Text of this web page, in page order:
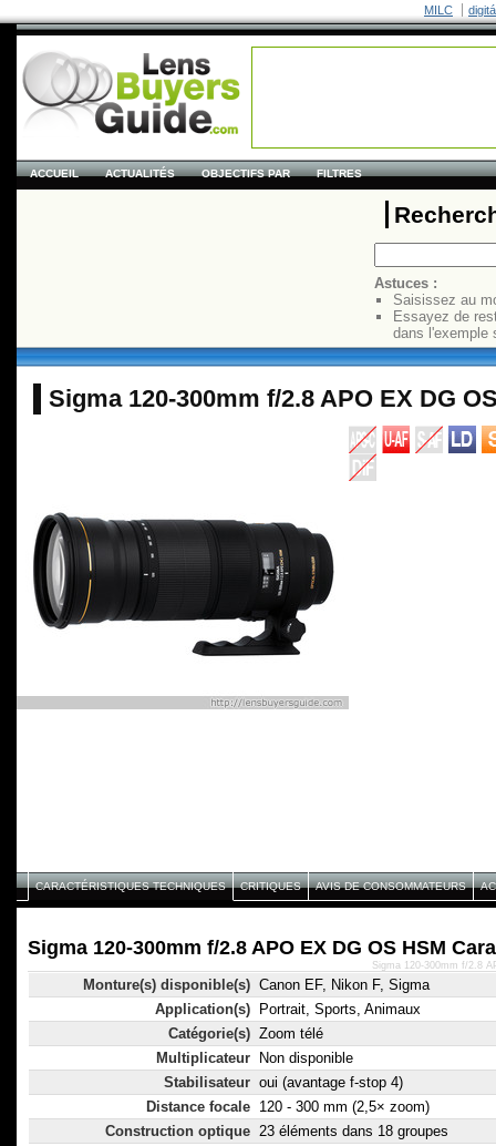
MILC
ACCUEIL ACTUALITÉS OBJECTIFS PAR FILTRES
Astuces :
Saisissez au
Essayez de
dans
Sigma 120-300mm f/2.8 APO EX DG
CARACTÉRISTIQUES TECHNIQUES CRITIQUES AVIS DE CONSOMMATEURS
Sigma 120-300mm f/2.8 APO EX DG OS HSM
Monture(s) disponible(s) Canon EF, Nikon F, Sigma
Application(s)
Portrait, Sports, Animaux
Catégorie(s) Zoom télé
Multiplicateur
Non disponible
Stabilisateur oui (avantage f-stop 4)
Distance focale 120 - 300 mm (2,5× zoom)
Construction optique 23 éléments dans 18 groupes
Sigma 120-300mm f/2.8